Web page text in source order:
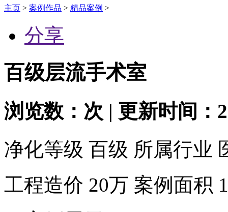
主页 > 案例作品 > 精品案例 >
分享
百级层流手术室
浏览数： 次 | 更新时间：
净化等级 百级 所属行业
工程造价 20万 案例面积